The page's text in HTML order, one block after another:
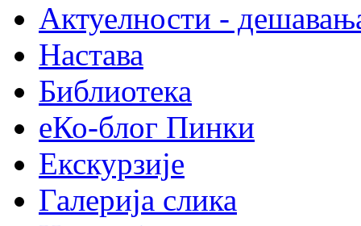
Актуелности -
Настава
Библиотека
еКо-блог Пинки
Екскурзије
Галерија слика